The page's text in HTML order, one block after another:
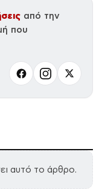
από την
που
αυτό το άρθρο.